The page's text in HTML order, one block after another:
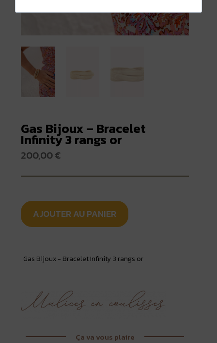
Gas Bijoux – Bracelet
Infinity 3 rangs or
200,00€
AJOUTER AU PANIER
Gas Bijoux - Bracelet Infinity 3 rangs or
Ça va vous plaire